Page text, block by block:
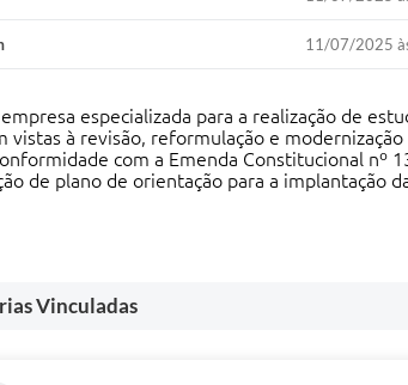
11/07/2025
especializada para a realização de
vistas à revisão, reformulação e
com a Emenda Constitucional nº
de plano de orientação para a
Vinculadas